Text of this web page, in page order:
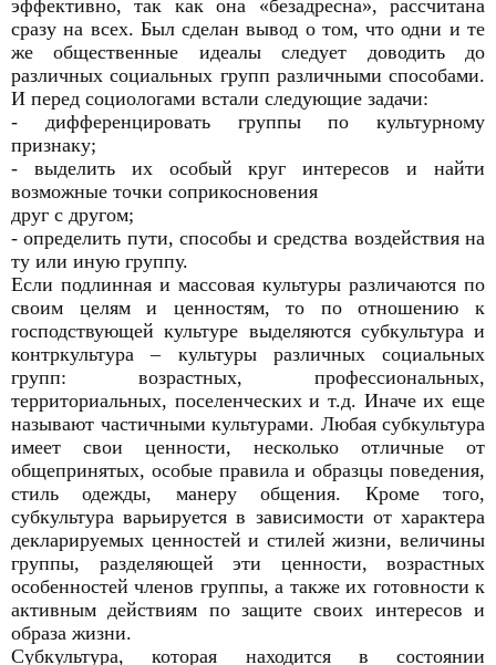
эффективно, так как она «безадресна», рассчитана
сразу на всех. Был сделан вывод о том, что одни и те
же общественные идеалы следует доводить до
различных социальных групп различными способами.
И перед социологами встали следующие задачи:
- дифференцировать группы по культурному
признаку;
- выделить их особый круг интересов и найти
возможные точки соприкосновения
друг с другом;
- определить пути, способы и средства воздействия на
ту или иную группу.
Если подлинная и массовая культуры различаются по
своим целям и ценностям, то по отношению к
господствующей культуре выделяются субкультура и
контркультура – культуры различных социальных
групп: возрастных, профессиональных,
территориальных, поселенческих и т.д. Иначе их еще
называют частичными культурами. Любая субкультура
имеет свои ценности, несколько отличные от
общепринятых, особые правила и образцы поведения,
стиль одежды, манеру общения. Кроме того,
субкультура варьируется в зависимости от характера
декларируемых ценностей и стилей жизни, величины
группы, разделяющей эти ценности, возрастных
особенностей членов группы, а также их готовности к
активным действиям по защите своих интересов и
образа жизни.
Субкультура, которая находится в состоянии